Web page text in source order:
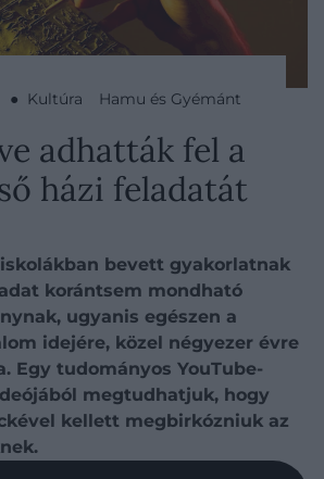
● Kultúra Hamu és Gyémánt
adhatták fel a
házi feladatát
bevett gyakorlatnak
korántsem mondható
ugyanis egészen a
idejére, közel négyezer évre
Egy tudományos YouTube-
megtudhatjuk, hogy
kellett megbirkózniuk az